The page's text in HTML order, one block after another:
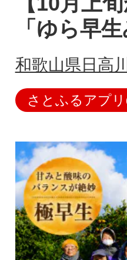
「ゆら早
和歌山県日高
さとふるアプ